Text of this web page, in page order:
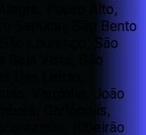
Pouso Alto,
Sapucaí, São Bento
Lourenço, São
Bela Vista, São
Das Letras,
Varginha, João
Carlópolis,
Ribeirão